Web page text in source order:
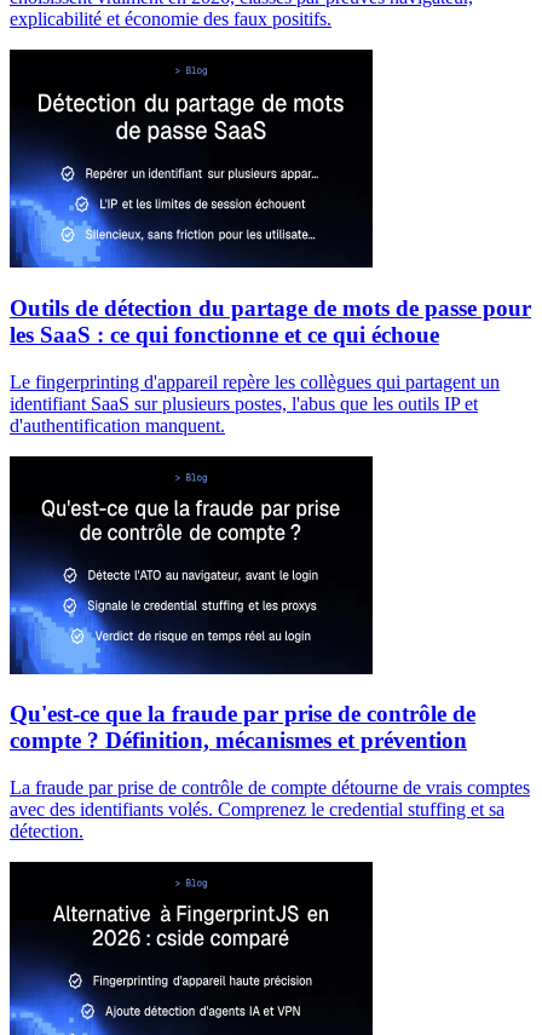
explicabilité et économie des faux positifs.
Outils de détection du partage de mots de passe pour
les SaaS : ce qui fonctionne et ce qui échoue
Le fingerprinting d'appareil repère les collègues qui partagent un
identifiant SaaS sur plusieurs postes, l'abus que les outils IP et
d'authentification manquent.
Qu'est-ce que la fraude par prise de contrôle de
compte ? Définition, mécanismes et prévention
La fraude par prise de contrôle de compte détourne de vrais comptes
avec des identifiants volés. Comprenez le credential stuffing et sa
détection.